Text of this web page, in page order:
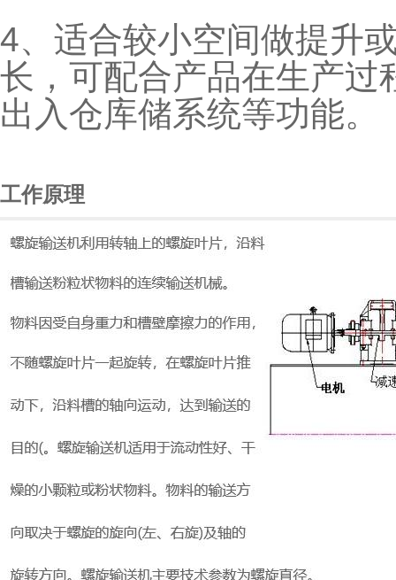
4、适合较小空间做提升
长，可配合产品在生产过
出入仓库储系统等功能。
工作原理